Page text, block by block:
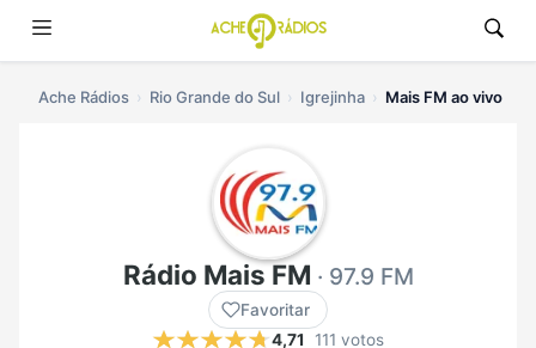
Ache Rádios Rio Grande do Sul Igrejinha Mais FM ao vivo
Rádio Mais FM · 97.9 FM
Favoritar
4,71
111 votos